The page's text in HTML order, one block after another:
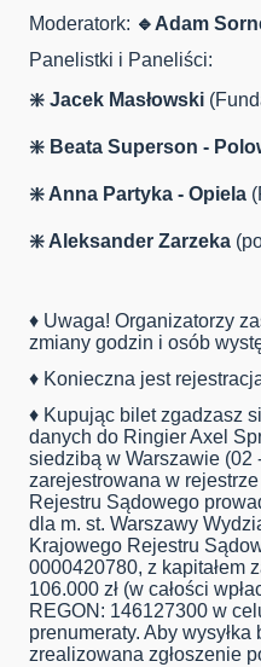
Moderatork: 🔹Adam
Panelistki i Paneliści:
❇️ Jacek Masłowski
❇️ Beata Superson -
❇️ Anna Partyka - Opiela
❇️ Aleksander Zarzeka
♦️ Uwaga! Organizatorzy
zmiany godzin i osób
♦️ Konieczna jest
♦️ Kupując bilet zgadzasz
danych do Ringier Axel
siedzibą w Warszawie (02
zarejestrowana w
Rejestru Sądowego
dla m. st. Warszawy
Krajowego Rejestru
0000420780, z kapitałem
106.000 zł (w całości
REGON: 146127300 w
prenumeraty. Aby wysyłka
zrealizowana zgłoszenie